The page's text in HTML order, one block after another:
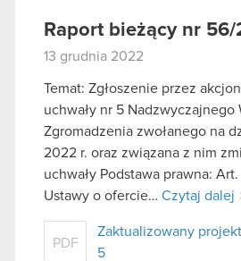
Raport bieżący nr
13 grudnia 2022
Temat: Zgłoszenie przez
uchwały nr 5 Nadzwyczajnego
Zgromadzenia zwołanego na
2022 r. oraz związana z nim
uchwały Podstawa prawna:
Ustawy o ofercie… Czytaj dalej
PDF
Zaktualizowany
5